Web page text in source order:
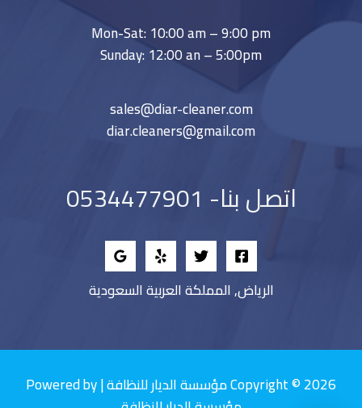
Mon-Sat: 10:00 am – 9:00 pm
Sunday: 12:00 an – 5:00pm
sales@diar-cleaner.com
diar.cleaners@gmail.com
اتصل بنا- 0534477901
الرياض, المملكة العربية السعودية
Copyright © 2026 مؤسسة الديار للنظافة | Powered by